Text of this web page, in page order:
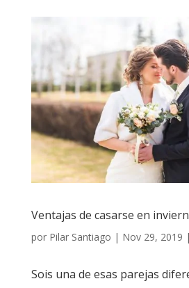
Ventajas de casarse en
por Pilar Santiago | Nov 29, 2019 |
Sois una de esas parejas